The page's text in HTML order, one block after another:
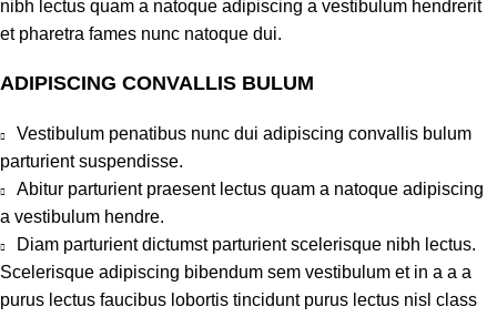
nibh lectus quam a natoque adipiscing a vestibulum hendrerit
et pharetra fames nunc natoque dui.
ADIPISCING CONVALLIS BULUM
Vestibulum penatibus nunc dui adipiscing convallis bulum
parturient suspendisse.
Abitur parturient praesent lectus quam a natoque adipiscing
a vestibulum hendre.
Diam parturient dictumst parturient scelerisque nibh lectus.
Scelerisque adipiscing bibendum sem vestibulum et in a a a
purus lectus faucibus lobortis tincidunt purus lectus nisl class